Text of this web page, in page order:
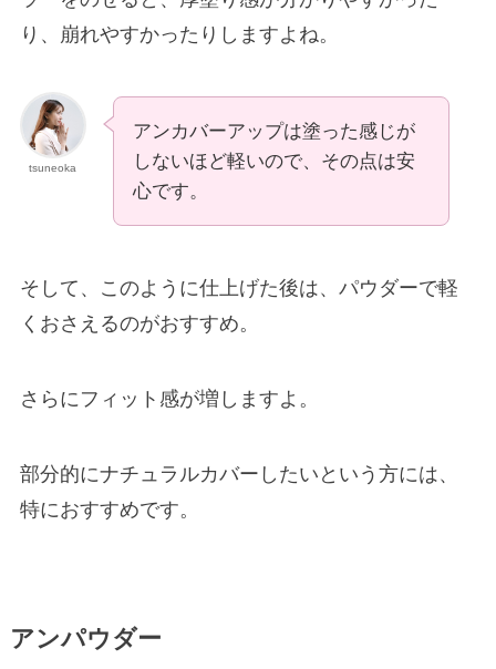
り、崩れやすかったりしますよね。
tsuneoka
アンカバーアップは塗った感じが
しないほど軽いので、その点は安
心です。
そして、このように仕上げた後は、パウダーで軽
くおさえるのがおすすめ。
さらにフィット感が増しますよ。
部分的にナチュラルカバーしたいという方には、
特におすすめです。
アンパウダー